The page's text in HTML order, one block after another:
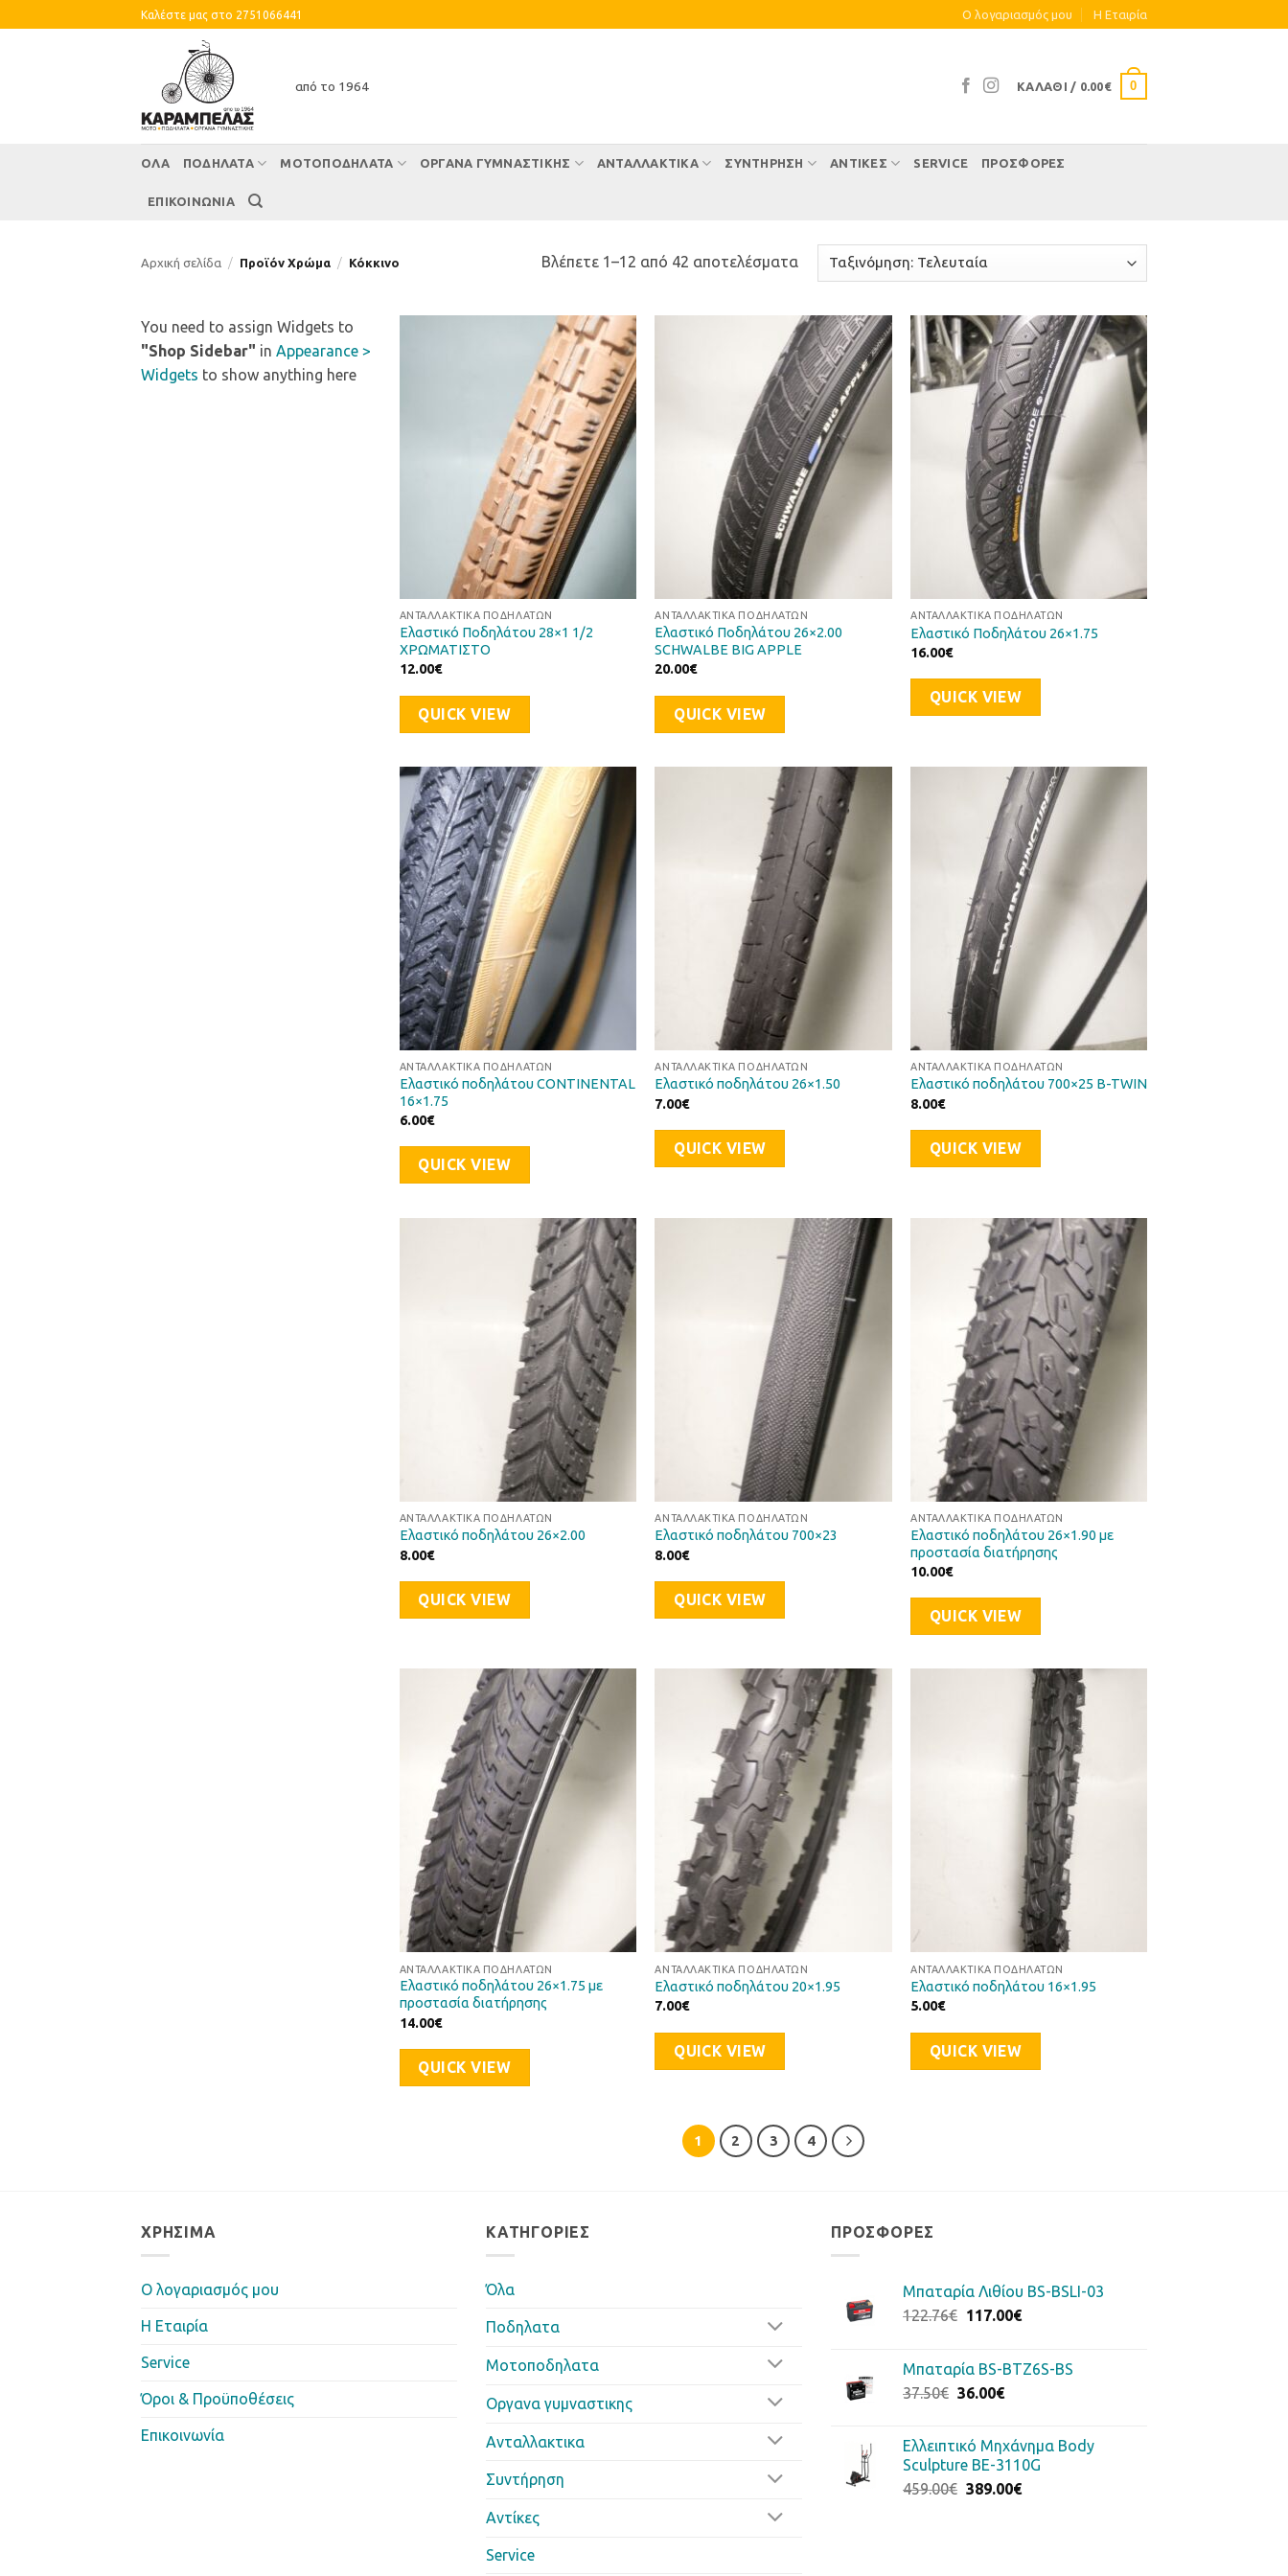
to
Καλέστε μας στο 2751066441 Ο λογαριασμός μου Η Eταιρία
από το 1964 ΚΑΛΆΘΙ / 0.00€ 0
ΌΛΑ ΠΟΔΗΛΑΤΑ ΜΟΤΟΠΟΔΗΛΑΤΑ ΟΡΓΑΝΑ ΓΥΜΝΑΣΤΙΚΗΣ ΑΝΤΑΛΛΑΚΤΙΚΑ ΣΥΝΤΉΡΗΣΗ ΑΝΤΊΚΕΣ SERVICE ΠΡΟΣΦΟΡΕΣ
ΕΠΙΚΟΙΝΩΝΙΑ
Αρχική σελίδα / Προϊόν Χρώμα / Κόκκινο Βλέπετε 1–12 από 42 αποτελέσματαSorted
You need to assign Widgets to
"Shop Sidebar" in Appearance >
Widgets to show anything here
Προσθήκη
στη Λίστα
Επιθυμιών
ΑΝΤΑΛΛΑΚΤΙΚΆ ΠΟΔΗΛΆΤΩΝ
Ελαστικό Ποδηλάτου 28×1 1/2
ΧΡΩΜΑΤΙΣΤΟ
12.00€
QUICK VIEW
Προσθήκη
στη Λίστα
Επιθυμιών
ΑΝΤΑΛΛΑΚΤΙΚΆ ΠΟΔΗΛΆΤΩΝ
Ελαστικό Ποδηλάτου 26×2.00
SCHWALBE BIG APPLE
20.00€
QUICK VIEW
Προσθήκη
στη Λίστα
Επιθυμιών
ΑΝΤΑΛΛΑΚΤΙΚΆ ΠΟΔΗΛΆΤΩΝ
Ελαστικό Ποδηλάτου 26×1.75
16.00€
QUICK VIEW
Προσθήκη
στη Λίστα
Επιθυμιών
ΑΝΤΑΛΛΑΚΤΙΚΆ ΠΟΔΗΛΆΤΩΝ
Ελαστικό ποδηλάτου CONTINENTAL
16×1.75
6.00€
QUICK VIEW
Προσθήκη
στη Λίστα
Επιθυμιών
ΑΝΤΑΛΛΑΚΤΙΚΆ ΠΟΔΗΛΆΤΩΝ
Ελαστικό ποδηλάτου 26×1.50
7.00€
QUICK VIEW
ΑΝΤΑΛΛΑΚΤΙΚΆ ΠΟΔΗΛΆΤΩΝ
Ελαστικό ποδηλάτου 700×25 B-TWIN
8.00€
QUICK VIEW
Προσθήκη
στη Λίστα
Επιθυμιών
ΑΝΤΑΛΛΑΚΤΙΚΆ ΠΟΔΗΛΆΤΩΝ
Ελαστικό ποδηλάτου 26×2.00
8.00€
QUICK VIEW
Προσθήκη
στη Λίστα
Επιθυμιών
ΑΝΤΑΛΛΑΚΤΙΚΆ ΠΟΔΗΛΆΤΩΝ
Ελαστικό ποδηλάτου 700×23
8.00€
QUICK VIEW
Προσθήκη
στη Λίστα
Επιθυμιών
ΑΝΤΑΛΛΑΚΤΙΚΆ ΠΟΔΗΛΆΤΩΝ
Ελαστικό ποδηλάτου 26×1.90 με
προστασία διατήρησης
10.00€
QUICK VIEW
Προσθήκη
στη Λίστα
Επιθυμιών
ΑΝΤΑΛΛΑΚΤΙΚΆ ΠΟΔΗΛΆΤΩΝ
Ελαστικό ποδηλάτου 26×1.75 με
προστασία διατήρησης
14.00€
QUICK VIEW
Προσθήκη
στη Λίστα
Επιθυμιών
ΑΝΤΑΛΛΑΚΤΙΚΆ ΠΟΔΗΛΆΤΩΝ
Ελαστικό ποδηλάτου 20×1.95
7.00€
QUICK VIEW
Προσθήκη
στη Λίστα
Επιθυμιών
ΑΝΤΑΛΛΑΚΤΙΚΆ ΠΟΔΗΛΆΤΩΝ
Ελαστικό ποδηλάτου 16×1.95
5.00€
QUICK VIEW
1 2 3 4
ΧΡΉΣΙΜΑ
Ο λογαριασμός μου
Η Eταιρία
Service
Όροι & Προϋποθέσεις
Επικοινωνία
ΚΑΤΗΓΟΡΊΕΣ
Όλα
Ποδηλατα
Μοτοποδηλατα
Οργανα γυμναστικης
Ανταλλακτικα
Συντήρηση
Αντίκες
Service
ΠΡΟΣΦΟΡΈΣ
Μπαταρία Λιθίου BS-BSLI-03
122.76€ Original
122.76€.
117.00€Η
είναι:
Μπαταρία BS-BTZ6S-BS
37.50€ Original
37.50€.
36.00€Η
είναι:
36.00€.
Ελλειπτικό Μηχάνημα Body
Sculpture BE-3110G
459.00€ Original
389.00€Η